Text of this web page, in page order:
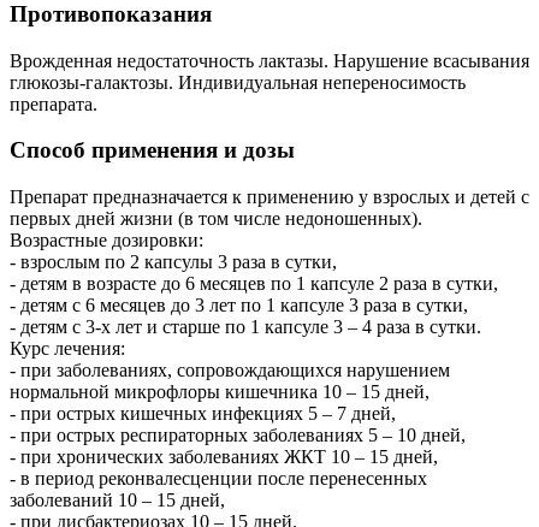
Противопоказания
Врожденная недостаточность лактазы. Нарушение всасывания
глюкозы-галактозы. Индивидуальная непереносимость
препарата.
Способ применения и дозы
Препарат предназначается к применению у взрослых и детей с
первых дней жизни (в том числе недоношенных).
Возрастные дозировки:
- взрослым по 2 капсулы 3 раза в сутки,
- детям в возрасте до 6 месяцев по 1 капсуле 2 раза в сутки,
- детям с 6 месяцев до 3 лет по 1 капсуле 3 раза в сутки,
- детям с 3-х лет и старше по 1 капсуле 3 – 4 раза в сутки.
Курс лечения:
- при заболеваниях, сопровождающихся нарушением
нормальной микрофлоры кишечника 10 – 15 дней,
- при острых кишечных инфекциях 5 – 7 дней,
- при острых респираторных заболеваниях 5 – 10 дней,
- при хронических заболеваниях ЖКТ 10 – 15 дней,
- в период реконвалесценции после перенесенных
заболеваний 10 – 15 дней,
- при дисбактериозах 10 – 15 дней.